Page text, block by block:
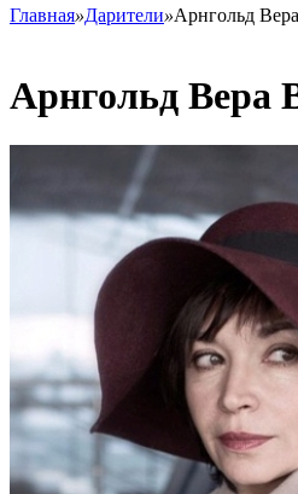
Главная»Дарители»Арнгольд
Арнгольд Вера